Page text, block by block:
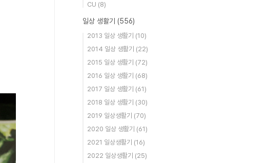
CU (8)
일상 생활기 (556)
2013 일상 생활기 (10)
2014 일상 생활기 (22)
2015 일상 생활기 (72)
2016 일상 생활기 (68)
2017 일상 생활기 (61)
2018 일상 생활기 (30)
2019 일상생활기 (70)
2020 일상 생활기 (61)
2021 일상생활기 (16)
2022 일상생활기 (25)